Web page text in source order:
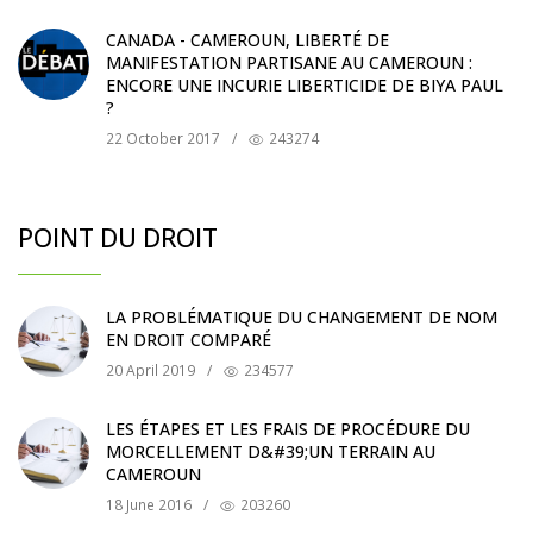
CANADA - CAMEROUN, LIBERTÉ DE
MANIFESTATION PARTISANE AU CAMEROUN :
ENCORE UNE INCURIE LIBERTICIDE DE BIYA PAUL
?
22 October 2017 / 243274
POINT DU DROIT
LA PROBLÉMATIQUE DU CHANGEMENT DE NOM
EN DROIT COMPARÉ
20 April 2019 / 234577
LES ÉTAPES ET LES FRAIS DE PROCÉDURE DU
MORCELLEMENT D&#39;UN TERRAIN AU
CAMEROUN
18 June 2016 / 203260